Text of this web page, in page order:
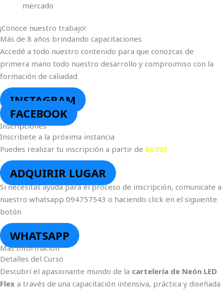
mercado
¡Conoce nuestro trabajo!
Más de 8 años brindando capacitaciones
Accedé a todo nuestro contenido para que conozcas de
primera mano todo nuestro desarrollo y comproimiso con la
formación de caliadad
INSTAGRAM
FACEBOOK
Inscripciones
Inscribete a la próxima instancia
Puedes realizar tu inscripción a partir de $6392
ADQUIRIR LUGAR
Si necesitas ayuda para el proceso de inscripción, comunicate a
nuestro whatsapp 094757543 o haciendo click en el siguiente
botón
WHATSAPP
Más Información
Detalles del Curso
Descubrí el apasionante mundo de la cartelería de Neón LED
Flex a través de una capacitación intensiva, práctica y diseñada